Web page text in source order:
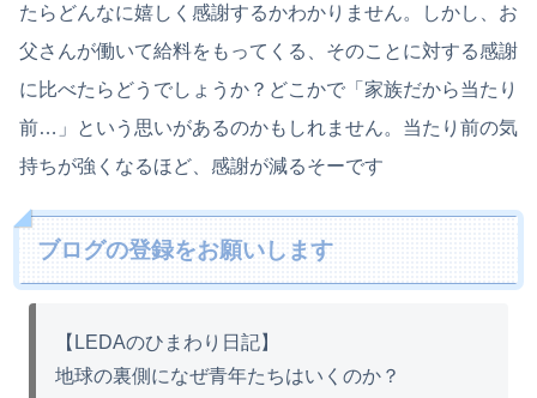
たらどんなに嬉しく感謝するかわかりません。しかし、お
父さんが働いて給料をもってくる、そのことに対する感謝
に比べたらどうでしょうか？どこかで「家族だから当たり
前…」という思いがあるのかもしれません。当たり前の気
持ちが強くなるほど、感謝が減るそーです
ブログの登録をお願いします
【LEDAのひまわり日記】
地球の裏側になぜ青年たちはいくのか？